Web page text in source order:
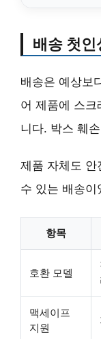
배송 첫인
배송은 예상보
어 제품에 스
니다. 박스 훼
제품 자체도 안
수 있는 배송이
항목
호환 모델
맥세이프
지원